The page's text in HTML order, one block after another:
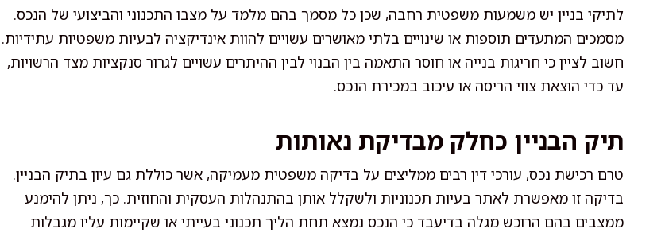
לתיקי בניין יש משמעות משפטית רחבה, שכן כל מסמך בהם מלמד על מצבו התכנוני והביצועי של הנכס.
מסמכים המתעדים תוספות או שינויים בלתי מאושרים עשויים להוות אינדיקציה לבעיות משפטיות עתידיות.
חשוב לציין כי חריגות בנייה או חוסר התאמה בין הבנוי לבין ההיתרים עשויים לגרור סנקציות מצד הרשויות,
עד כדי הוצאת צווי הריסה או עיכוב במכירת הנכס.
תיק הבניין כחלק מבדיקת נאותות
טרם רכישת נכס, עורכי דין רבים ממליצים על בדיקה משפטית מעמיקה, אשר כוללת גם עיון בתיק הבניין.
בדיקה זו מאפשרת לאתר בעיות תכנוניות ולשקלל אותן בהתנהלות העסקית והחוזית. כך, ניתן להימנע
ממצבים בהם הרוכש מגלה בדיעבד כי הנכס נמצא תחת הליך תכנוני בעייתי או שקיימות עליו מגבלות